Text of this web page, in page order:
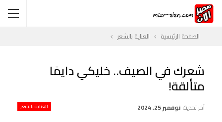
الصفحة الرئيسية العناية بالشعر
شعرك في الصيف.. خليكي دايمًا
متألقة!
العناية بالشعر آخر تحديث نوفمبر 25, 2024